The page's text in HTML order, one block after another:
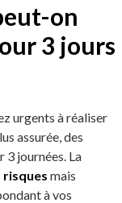
on
3 jours
urgents à réaliser
assurée, des
3 journées. La
risques mais
à vos